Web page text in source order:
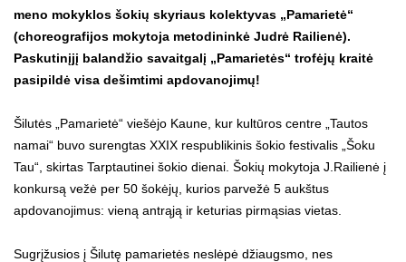
meno mokyklos šokių skyriaus kolektyvas „Pamarietė“
(choreografijos mokytoja metodininkė Judrė Railienė).
Paskutinįjį balandžio savaitgalį „Pamarietės“ trofėjų kraitė
pasipildė visa dešimtimi apdovanojimų!
Šilutės „Pamarietė“ viešėjo Kaune, kur kultūros centre „Tautos
namai“ buvo surengtas XXIX respublikinis šokio festivalis „Šoku
Tau“, skirtas Tarptautinei šokio dienai. Šokių mokytoja J.Railienė į
konkursą vežė per 50 šokėjų, kurios parvežė 5 aukštus
apdovanojimus: vieną antrąją ir keturias pirmąsias vietas.
Sugrįžusios į Šilutę pamarietės neslėpė džiaugsmo, nes